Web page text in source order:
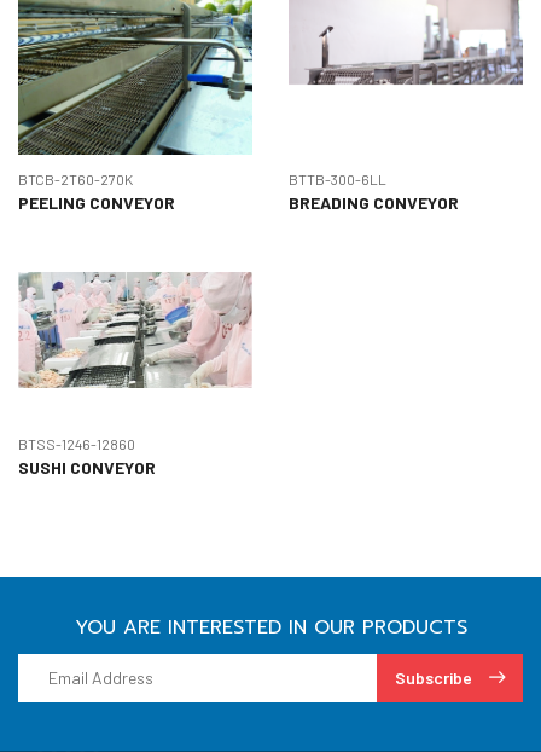
BTCB-2T60-270K
PEELING CONVEYOR
BTTB-300-6LL
BREADING CONVEYOR
BTSS-1246-12860
SUSHI CONVEYOR
YOU ARE INTERESTED IN OUR PRODUCTS
Subscribe